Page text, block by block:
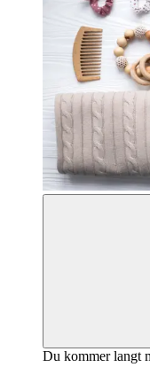
Du kommer langt